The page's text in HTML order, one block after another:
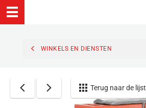
WINKELS EN DIENSTEN
Terug naar de lijst